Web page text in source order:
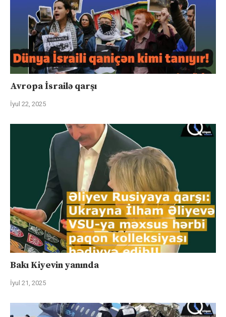
Avropa İsrailə qarşı
İyul 22, 2025
Bakı Kiyevin yanında
İyul 21, 2025